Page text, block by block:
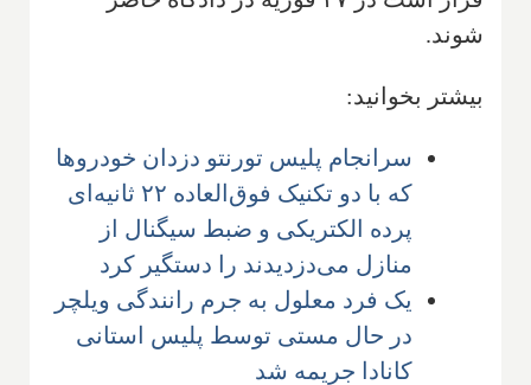
شوند.
بیشتر بخوانید:
سرانجام پلیس تورنتو دزدان خودروها
که با دو تکنیک فوق‌العاده ۲۲ ثانیه‌ای
پرده الکتریکی و ضبط سیگنال از
منازل می‌دزدیدند را دستگیر کرد
یک فرد معلول به جرم رانندگی ویلچر
در حال مستی توسط پلیس استانی
کانادا جریمه شد